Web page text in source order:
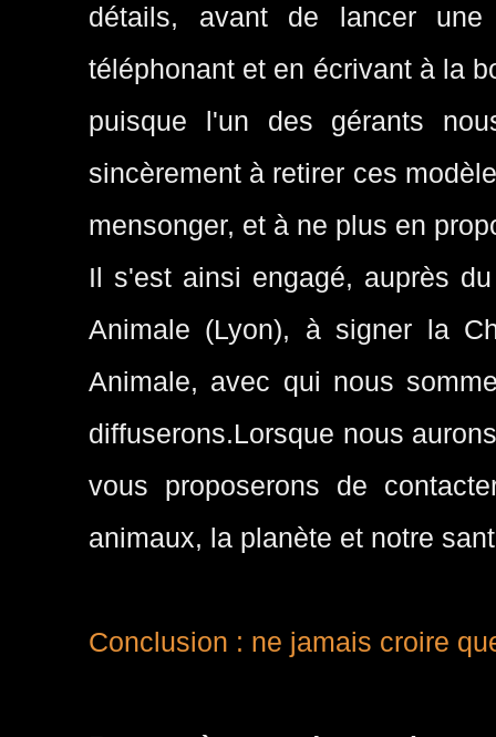
détails, avant de lancer
téléphonant et en écrivant à la
puisque l'un des gérants
sincèrement à retirer ces
mensonger, et à ne plus en
Il s'est ainsi engagé, auprès
Animale (Lyon), à signer la
Animale, avec qui nous
diffuserons.Lorsque nous
vous proposerons de
animaux, la planète et notre
Conclusion : ne jamais croire